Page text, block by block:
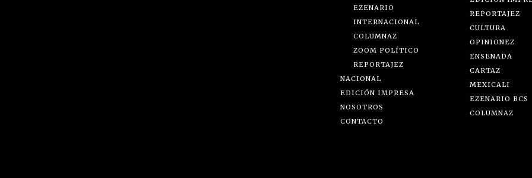
EZENARIO
INTERNACIONAL
COLUMNAZ
ZOOM POLÍTICO
REPORTAJEZ
NACIONAL
EDICIÓN IMPRESA
NOSOTROS
CONTACTO
REPORTAJEZ
CULTURA
OPINIONEZ
ENSENADA
CARTAZ
MEXICALI
EZENARIO BCS
COLUMNAZ